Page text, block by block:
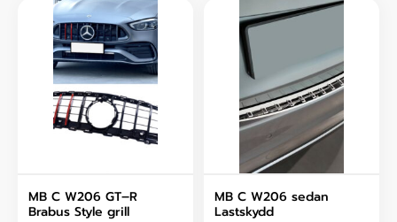
MB C W206 GT–R
Brabus Style grill
MB C W206 sedan
Lastskydd